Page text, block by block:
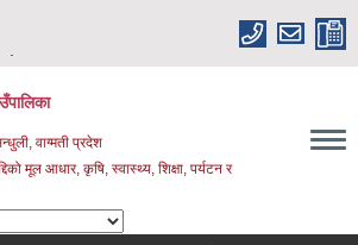
वाग्मती प्रदेश
मूल आधार, कृषि, स्वास्थ्य, शिक्षा, पर्यटन र